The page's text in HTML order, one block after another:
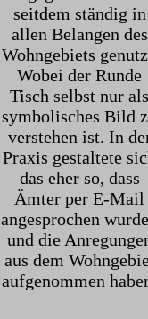
seitdem ständig in
allen Belangen des
Wohngebiets
Wobei der Runde
Tisch selbst nur als
symbolisches Bild
verstehen ist. In
Praxis gestaltete
das eher so, dass
Ämter per E-Mail
angesprochen
und die
aus dem
aufgenommen